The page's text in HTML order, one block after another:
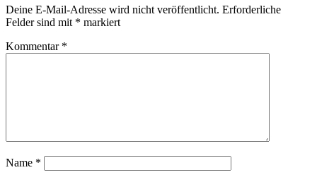
Deine E-Mail-Adresse wird nicht veröffentlicht. Erforderliche
Felder sind mit * markiert
Kommentar *
Name *